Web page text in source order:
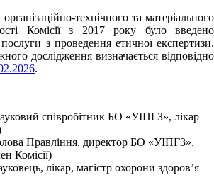
технічного та матеріального
Комісії з 2017 року було введено
з проведення етичної експертизи.
дослідження визначається відповідно
.
співробітник БО «УІПГЗ», лікар
Правління, директор БО «УІПГЗ»,
Комісії)
лікар, магістр охорони здоров’я